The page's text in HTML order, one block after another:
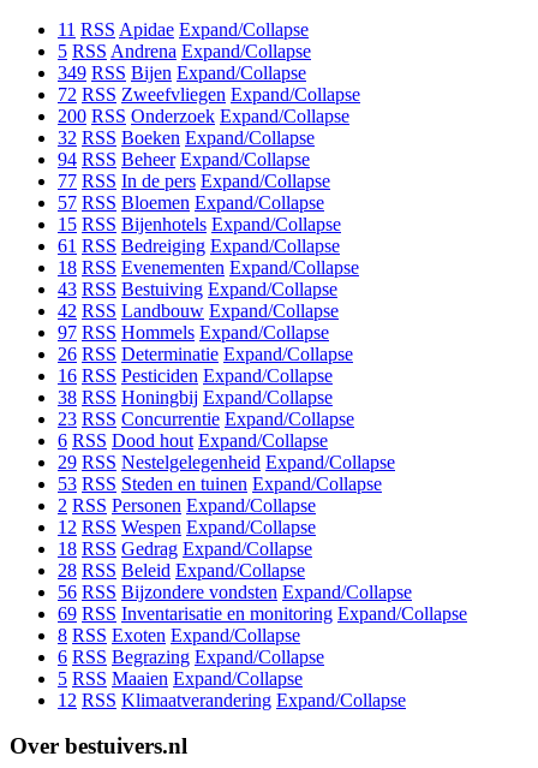
11 RSS Apidae Expand/Collapse
5 RSS Andrena Expand/Collapse
349 RSS Bijen Expand/Collapse
72 RSS Zweefvliegen Expand/Collapse
200 RSS Onderzoek Expand/Collapse
32 RSS Boeken Expand/Collapse
94 RSS Beheer Expand/Collapse
77 RSS In de pers Expand/Collapse
57 RSS Bloemen Expand/Collapse
15 RSS Bijenhotels Expand/Collapse
61 RSS Bedreiging Expand/Collapse
18 RSS Evenementen Expand/Collapse
43 RSS Bestuiving Expand/Collapse
42 RSS Landbouw Expand/Collapse
97 RSS Hommels Expand/Collapse
26 RSS Determinatie Expand/Collapse
16 RSS Pesticiden Expand/Collapse
38 RSS Honingbij Expand/Collapse
23 RSS Concurrentie Expand/Collapse
6 RSS Dood hout Expand/Collapse
29 RSS Nestelgelegenheid Expand/Collapse
53 RSS Steden en tuinen Expand/Collapse
2 RSS Personen Expand/Collapse
12 RSS Wespen Expand/Collapse
18 RSS Gedrag Expand/Collapse
28 RSS Beleid Expand/Collapse
56 RSS Bijzondere vondsten Expand/Collapse
69 RSS Inventarisatie en monitoring Expand/Collapse
8 RSS Exoten Expand/Collapse
6 RSS Begrazing Expand/Collapse
5 RSS Maaien Expand/Collapse
12 RSS Klimaatverandering Expand/Collapse
Over bestuivers.nl